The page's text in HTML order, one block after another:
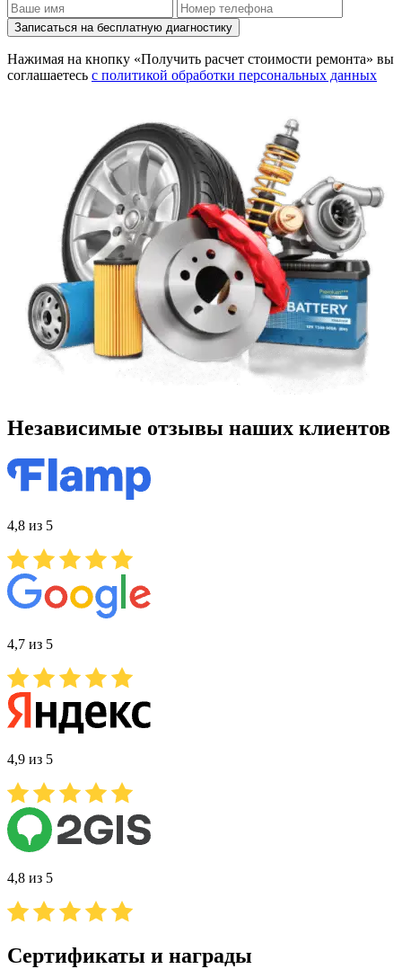
Записаться на бесплатную диагностику
Нажимая на кнопку «Получить расчет стоимости ремонта» вы
соглашаетесь с политикой обработки персональных данных
Независимые отзывы наших клиентов
4,8 из 5
4,7 из 5
4,9 из 5
4,8 из 5
Сертификаты и награды